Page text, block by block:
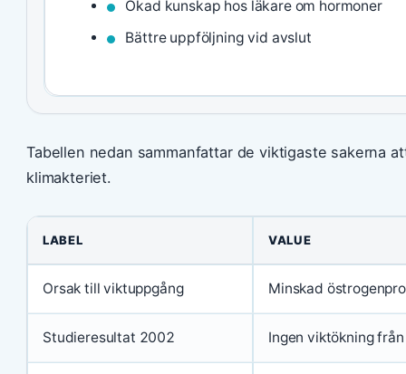
Ökad kunskap hos läkare om hormoner
Bättre uppföljning vid avslut
Tabellen nedan sammanfattar de viktigaste sakerna
klimakteriet.
LABEL VALUE
Orsak till viktuppgång Minskad
Studieresultat 2002 Ingen viktökning